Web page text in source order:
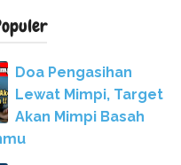
Doa Pengasihan
Lewat Mimpi, Target
Akan Mimpi Basah